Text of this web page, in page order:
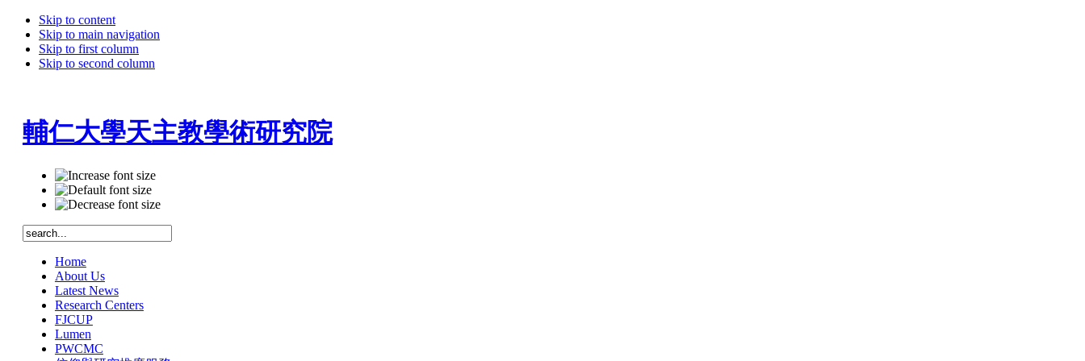
Skip to content
Skip to main navigation
Skip to first column
Skip to second column
輔仁大學天主教學術研究院
Home
About Us
Latest News
Research Centers
FJCUP
Lumen
PWCMC